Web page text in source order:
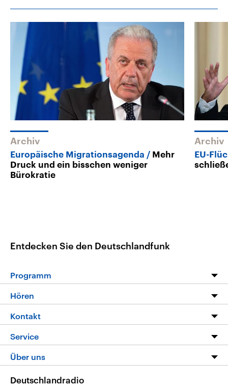
Archiv
Europäische Migrationsagenda
Mehr
Druck und ein bisschen weniger
Bürokratie
Archiv
EU-
Entdecken Sie den Deutschlandfunk
Programm
Programm
Die Nachrichten
Nachrichtenleicht
Neue Beiträge auf dlf.de
Hören
Livestream
Podcasts
Deutschlandfunk App
Nachrichten App
Kontakt
Hörerservice
Service
FAQ
Über uns
Deutschlandradio